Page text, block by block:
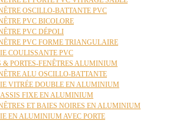
OSCILLO-BATTANTE PVC
PVC BICOLORE
PVC DÉPOLI
PVC FORME TRIANGULAIRE
COULISSANTE PVC
& PORTES-FENÊTRES ALUMINIUM
ALU OSCILLO-BATTANTE
VITRÉE DOUBLE EN ALUMINIUM
FIXE EN ALUMINIUM
ET BAIES NOIRES EN ALUMINIUM
EN ALUMINIUM AVEC PORTE